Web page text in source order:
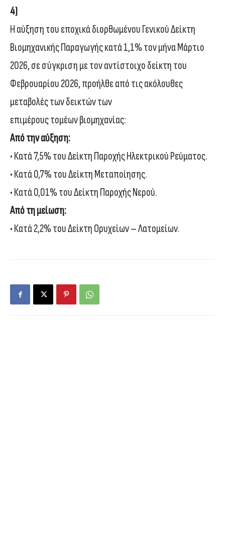
4)
Η αύξηση του εποχικά διορθωμένου Γενικού Δείκτη
Βιομηχανικής Παραγωγής κατά 1,1% τον μήνα Μάρτιο
2026, σε σύγκριση με τον αντίστοιχο δείκτη του
Φεβρουαρίου 2026, προήλθε από τις ακόλουθες
μεταβολές των δεικτών των
επιμέρους τομέων βιομηχανίας:
Από την αύξηση:
• Κατά 7,5% του Δείκτη Παροχής Ηλεκτρικού Ρεύματος.
• Κατά 0,7% του Δείκτη Μεταποίησης.
• Κατά 0,01% του Δείκτη Παροχής Νερού.
Από τη μείωση:
• Κατά 2,2% του Δείκτη Ορυχείων – Λατομείων.